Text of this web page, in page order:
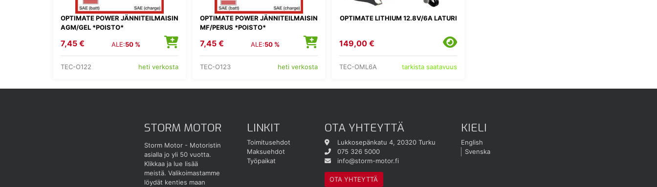
OPTIMATE POWER JÄNNITEILMAISIN
AGM/GEL *POISTO*
7,45 € ALE:50 %
TEC-O122 heti verkosta
OPTIMATE POWER JÄNNITEILMAISIN
MF/PERUS *POISTO*
7,45 € ALE:50 %
TEC-O123 heti verkosta
OPTIMATE LITHIUM 12.8V/6A LATURI
149,00 €
TEC-OML6A tarkista saatavuus
STORM MOTOR
Storm Motor - Motoristin
asialla jo yli 50 vuotta.
Klikkaa ja lue lisää
meistä. Valikoimastamme
löydät kenties maan
LINKIT
Toimitusehdot
Maksuehdot
Työpaikat
OTA YHTEYTTÄ
Lukkosepänkatu 4, 20320 Turku
075 326 5000
info@storm-motor.fi
OTA YHTEYTTÄ
KIELI
English
Svenska